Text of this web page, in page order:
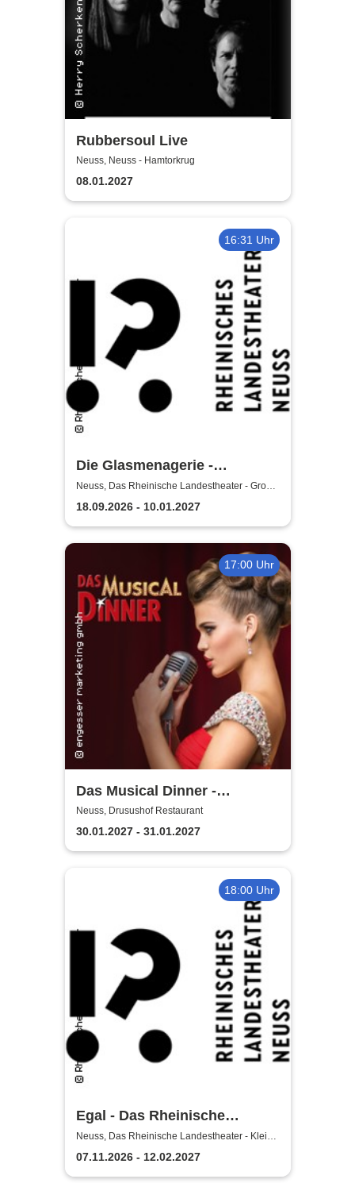
Rubbersoul Live
Neuss, Neuss - Hamtorkrug
08.01.2027
16:31 Uhr
Die Glasmenagerie -
Rheinisches Landestheater
Neuss
Neuss, Das Rheinische Landestheater - Große
Bühne
18.09.2026 - 10.01.2027
17:00 Uhr
Das Musical Dinner -
Kulinarischer Genuss und
garantierte Unterhaltung
Neuss, Drusushof Restaurant
30.01.2027 - 31.01.2027
18:00 Uhr
Egal - Das Rheinische
Landestheater Neuss
Neuss, Das Rheinische Landestheater - Kleine
Bühne
07.11.2026 - 12.02.2027